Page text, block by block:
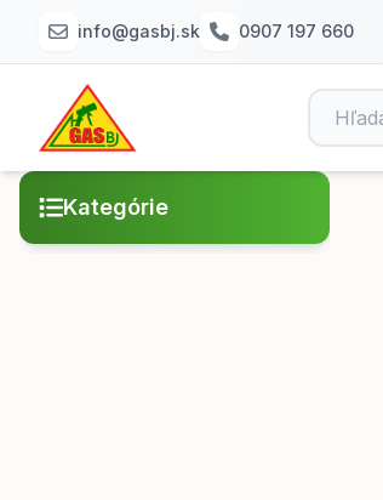
info@gasbj.sk 0907 197 660
Kategórie